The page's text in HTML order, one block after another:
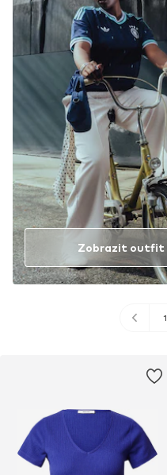
Zobrazit outfit
1